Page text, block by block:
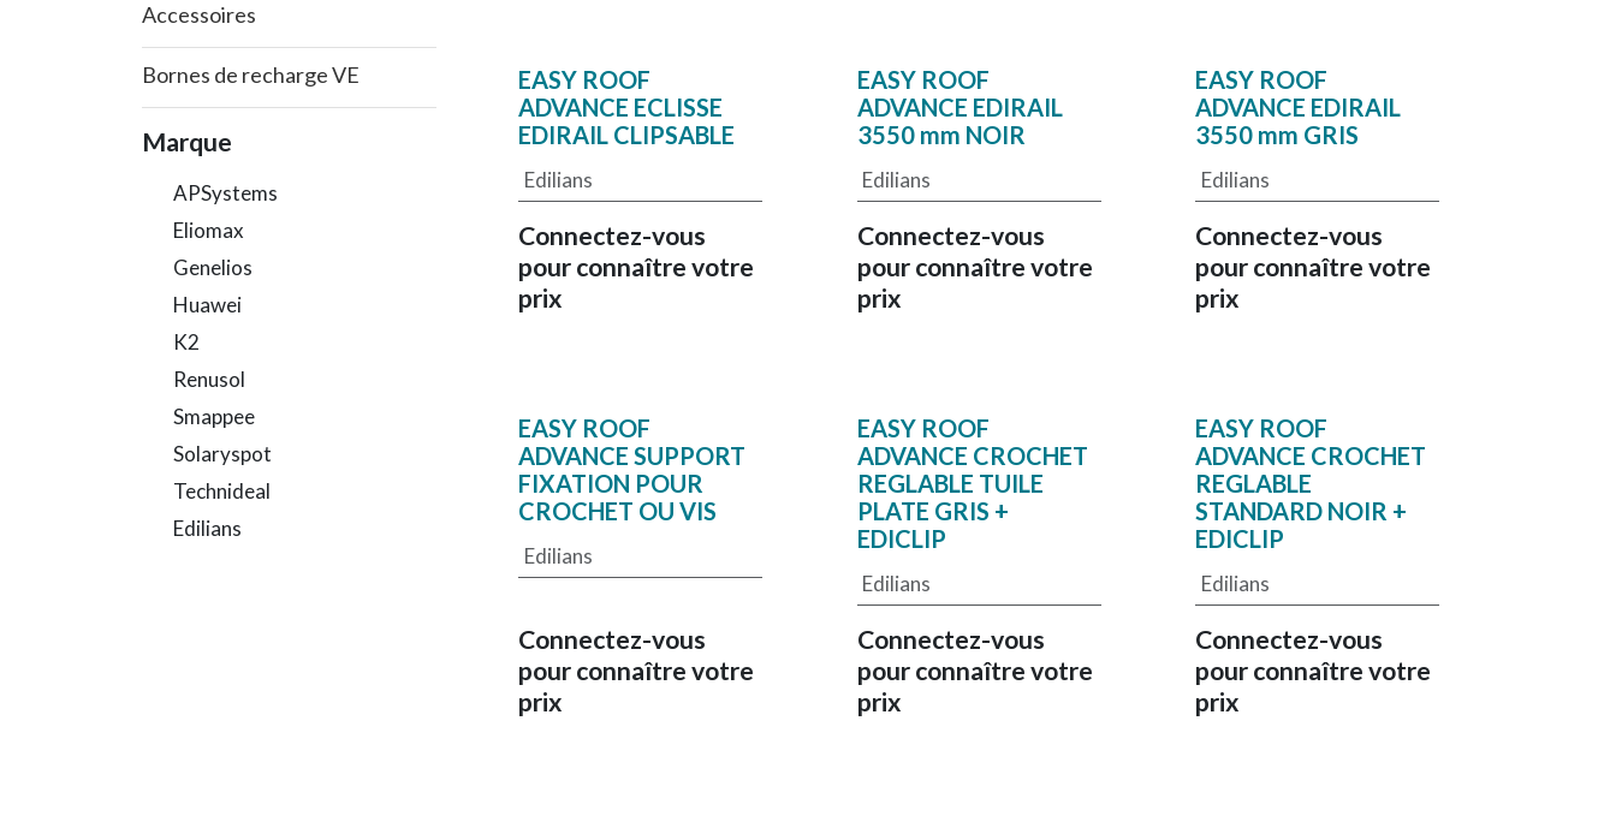
Accessoires
Bornes de recharge VE
Marque
APSystems
Eliomax
Genelios
Huawei
K2
Renusol
Smappee
Solaryspot
Technideal
Edilians
EASY ROOF
ADVANCE ECLISSE
EDIRAIL CLIPSABLE
Edilians
Connectez-vous
pour connaître votre
prix
EASY ROOF
ADVANCE EDIRAIL
3550 mm NOIR
Edilians
Connectez-vous
pour connaître votre
prix
EASY ROOF
ADVANCE EDIRAIL
3550 mm GRIS
Edilians
Connectez-vous
pour connaître votre
prix
EASY ROOF
ADVANCE SUPPORT
FIXATION POUR
CROCHET OU VIS
Edilians
Connectez-vous
pour connaître votre
prix
EASY ROOF
ADVANCE CROCHET
REGLABLE TUILE
PLATE GRIS +
EDICLIP
Edilians
Connectez-vous
pour connaître votre
prix
EASY ROOF
ADVANCE CROCHET
REGLABLE
STANDARD NOIR +
EDICLIP
Edilians
Connectez-vous
pour connaître votre
prix